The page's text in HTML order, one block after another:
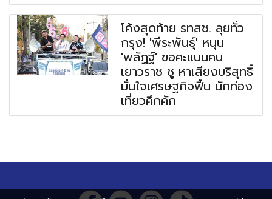
โค้งสุดท้าย รทสช. ลุยทั่ว
กรุง! 'พีระพันธุ์' หนุน
'พลัฏฐ์' ขอคะแนนคน
เยาวราช ชู หาเสียงบริสุทธิ์
มั่นใจเศรษฐกิจฟื้น นักท่อง
เที่ยวคึกคัก